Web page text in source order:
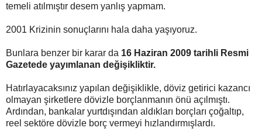
temeli atılmıştır desem yanlış yapmam.
2001 Krizinin sonuçlarını hala daha yaşıyoruz.
Bunlara benzer bir karar da 16 Haziran 2009 tarihli Resmi
Gazetede yayımlanan değişikliktir.
Hatırlayacaksınız yapılan değişiklikle, döviz getirici kazancı
olmayan şirketlere dövizle borçlanmanın önü açılmıştı.
Ardından, bankalar yurtdışından aldıkları borçları çoğaltıp,
reel sektöre dövizle borç vermeyi hızlandırmışlardı.